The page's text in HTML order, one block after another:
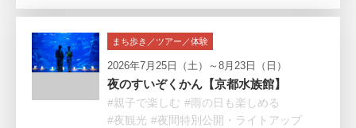
まち歩き／ツアー／体験
2026年7月25日（土）～8月23日（日）
夜のすいぞくかん【京都水族館】
#親子で楽しむ #雨の日も楽しめる
#夜観光 #夜間特別公開・ライトアップ